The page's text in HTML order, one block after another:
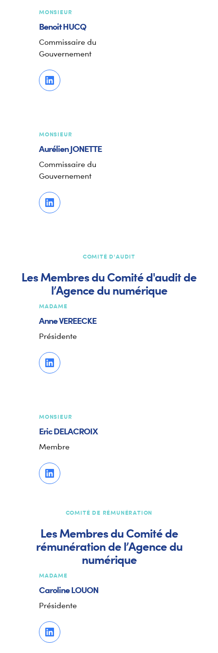
MONSIEUR
BenoitHUCQ
Commissaire du
Gouvernement
MONSIEUR
AurélienJONETTE
Commissaire du
Gouvernement
COMITÉ D'AUDIT
Les Membres du Comité d'audit de
l’Agence du numérique
MADAME
AnneVEREECKE
Présidente
MONSIEUR
EricDELACROIX
Membre
COMITÉ DE RÉMUNÉRATION
Les Membres du Comité de
rémunération de l’Agence du
numérique
MADAME
CarolineLOUON
Présidente